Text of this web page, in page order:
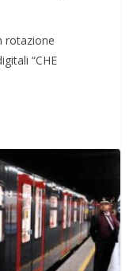
rotazione
“CHE